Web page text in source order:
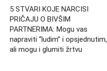
5 STVARI KOJE NARCISI
PRIČAJU O BIVŠIM
PARTNERIMA: Mogu vas
napraviti “ludim” i opsjednutim,
ali mogu i glumiti žrtvu